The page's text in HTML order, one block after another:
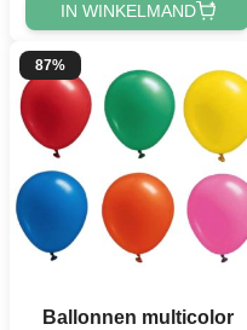
IN WINKELMAND
87%
Ballonnen multicolor